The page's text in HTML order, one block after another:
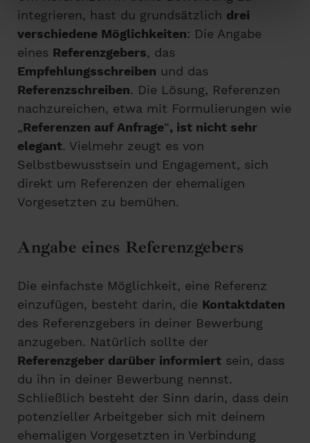
integrieren, hast du grundsätzlich drei
verschiedene Möglichkeiten: Die Angabe
eines Referenzgebers, das
Empfehlungsschreiben und das
Referenzschreiben. Die Lösung, Referenzen
nachzureichen, etwa mit Formulierungen wie
„Referenzen auf Anfrage“, ist nicht sehr
elegant. Vielmehr zeugt es von
Selbstbewusstsein und Engagement, sich
direkt um Referenzen der ehemaligen
Vorgesetzten zu bemühen.
Angabe eines Referenzgebers
Die einfachste Möglichkeit, eine Referenz
einzufügen, besteht darin, die Kontaktdaten
des Referenzgebers in deiner Bewerbung
anzugeben. Natürlich sollte der
Referenzgeber darüber informiert sein, dass
du ihn in deiner Bewerbung nennst.
Schließlich besteht der Sinn darin, dass dein
potenzieller Arbeitgeber sich mit deinem
ehemaligen Vorgesetzten in Verbindung